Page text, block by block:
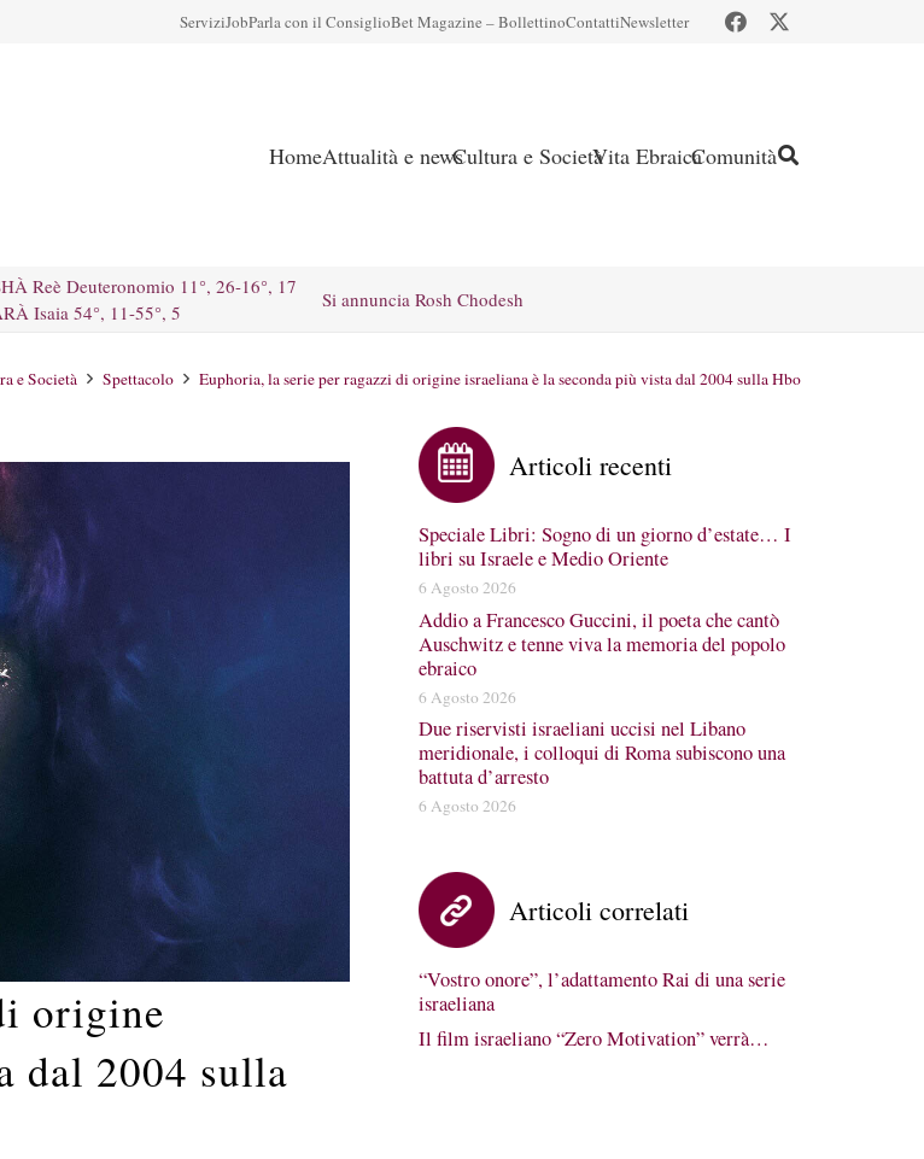
ServiziJobParla con il ConsiglioBet Magazine – BollettinoContattiNewsletter
HomeAttualità e newsCultura e SocietàVita EbraicaComunità
Reè Deuteronomio 11°, 26-16°, 17
Isaia 54°, 11-55°, 5
Si annuncia Rosh Chodesh
e Società Spettacolo Euphoria, la serie per ragazzi di origine israeliana è la seconda più vista dal 2004 sulla Hbo
origine
dal 2004 sulla
Articoli recenti
Speciale Libri: Sogno di un giorno d’estate… I
libri su Israele e Medio Oriente
6 Agosto 2026
Addio a Francesco Guccini, il poeta che cantò
Auschwitz e tenne viva la memoria del popolo
ebraico
6 Agosto 2026
Due riservisti israeliani uccisi nel Libano
meridionale, i colloqui di Roma subiscono una
battuta d’arresto
6 Agosto 2026
Articoli correlati
“Vostro onore”, l’adattamento Rai di una serie
israeliana
Il film israeliano “Zero Motivation” verrà…